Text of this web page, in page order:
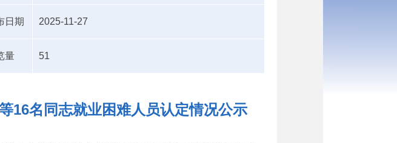
日期 2025-11-27
量 51
16名同志就业困难人员认定情况公示